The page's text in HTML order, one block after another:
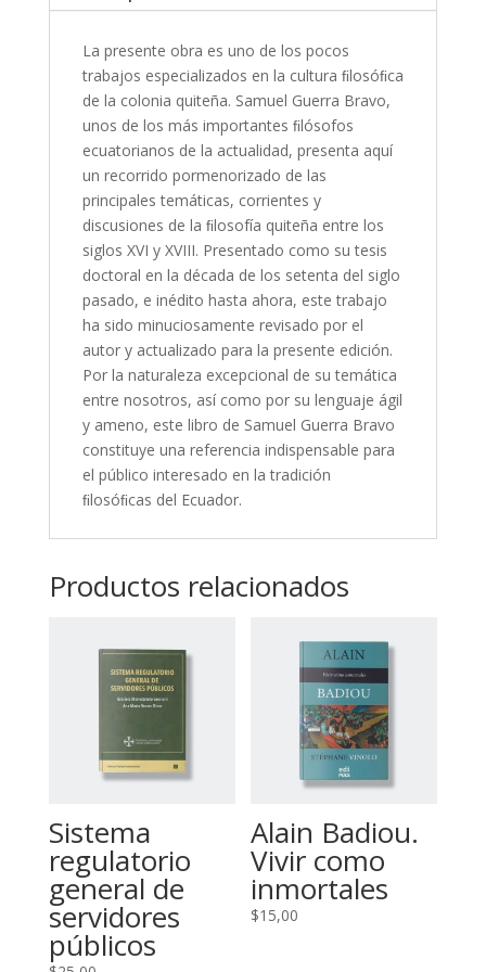
La presente obra es uno de los pocos
trabajos especializados en la cultura ﬁlosóﬁca
de la colonia quiteña. Samuel Guerra Bravo,
unos de los más importantes ﬁlósofos
ecuatorianos de la actualidad, presenta aquí
un recorrido pormenorizado de las
principales temáticas, corrientes y
discusiones de la ﬁlosofía quiteña entre los
siglos XVI y XVIII. Presentado como su tesis
doctoral en la década de los setenta del siglo
pasado, e inédito hasta ahora, este trabajo
ha sido minuciosamente revisado por el
autor y actualizado para la presente edición.
Por la naturaleza excepcional de su temática
entre nosotros, así como por su lenguaje ágil
y ameno, este libro de Samuel Guerra Bravo
constituye una referencia indispensable para
el público interesado en la tradición
ﬁlosóﬁcas del Ecuador.
Productos relacionados
Sistema
regulatorio
general de
servidores
públicos
Alain Badiou.
Vivir como
inmortales
$15,00